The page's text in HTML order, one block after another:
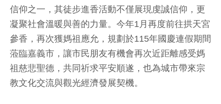
信仰之一，其徒步進香活動不僅展現虔誠信仰，更
凝聚社會溫暖與善的力量。今年1月再度前往拱天宮
參香，再次獲媽祖應允，規劃於115年國慶連假期間
蒞臨嘉義市，讓市民朋友有機會再次近距離感受媽
祖慈悲聖德，共同祈求平安順遂，也為城市帶來宗
教文化交流與觀光經濟發展契機。